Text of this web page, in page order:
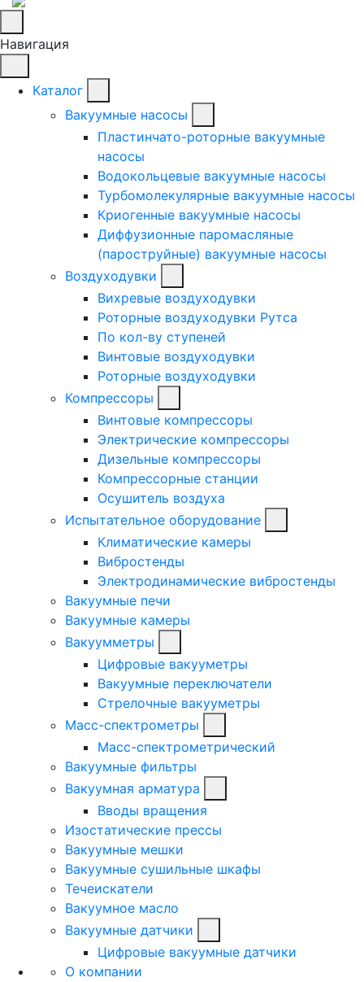
Навигация
Каталог
Вакуумные насосы
Пластинчато-роторные вакуумные
насосы
Водокольцевые вакуумные насосы
Турбомолекулярные вакуумные насосы
Криогенные вакуумные насосы
Диффузионные паромасляные
(пароструйные) вакуумные насосы
Воздуходувки
Вихревые воздуходувки
Роторные воздуходувки Рутса
По кол-ву ступеней
Винтовые воздуходувки
Роторные воздуходувки
Компрессоры
Винтовые компрессоры
Электрические компрессоры
Дизельные компрессоры
Компрессорные станции
Осушитель воздуха
Испытательное оборудование
Климатические камеры
Вибростенды
Электродинамические вибростенды
Вакуумные печи
Вакуумные камеры
Вакуумметры
Цифровые вакууметры
Вакуумные переключатели
Стрелочные вакууметры
Масс-спектрометры
Масс-спектрометрический
Вакуумные фильтры
Вакуумная арматура
Вводы вращения
Изостатические прессы
Вакуумные мешки
Вакуумные сушильные шкафы
Течеискатели
Вакуумное масло
Вакуумные датчики
Цифровые вакуумные датчики
О компании